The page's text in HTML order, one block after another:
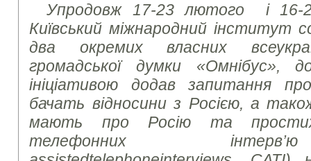
Упродовж 17-23 лютого і 16-
Київський міжнародний інститут
два окремих власних
громадської думки «Омнібус»,
ініціативою додав запитання
бачать відносини з Росією, а також
мають про Росію та
телефонних